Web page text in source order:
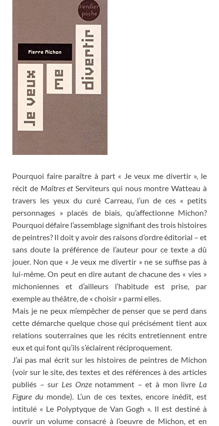
Pourquoi faire paraître à part « Je veux me divertir », le
récit de Maîtres et Serviteurs qui nous montre Watteau à
travers les yeux du curé Carreau, l’un de ces « petits
personnages » placés de biais, qu’affectionne Michon?
Pourquoi défaire l’assemblage signifiant des trois histoires
de peintres? Il doit y avoir des raisons d’ordre éditorial – et
sans doute la préférence de l’auteur pour ce texte a dû
jouer. Non que « Je veux me divertir » ne se suffise pas à
lui-même. On peut en dire autant de chacune des « vies »
michoniennes et d’ailleurs l’habitude est prise, par
exemple au théâtre, de « choisir » parmi elles.
Mais je ne peux m’empêcher de penser que se perd dans
cette démarche quelque chose qui précisément tient aux
relations souterraines que les récits entretiennent entre
eux et qui font qu’ils s’éclairent réciproquement.
J’ai pas mal écrit sur les histoires de peintres de Michon
(voir sur le site, des textes et des références à des articles
publiés – sur Les Onze notamment – et à mon livre La
Figure du monde)
L’un de ces textes, encore inédit, est
intitulé « Le Polyptyque de Van Gogh ». Il est destiné à
ouvrir un volume consacré à l’oeuvre de Michon, et en